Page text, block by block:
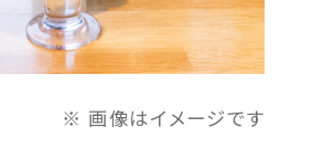
画像はイメージです